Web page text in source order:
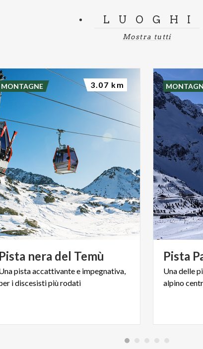
LUOGHI
Mostra tutti
Pista nera del Temù
pistaaccattivantee impegnativa,
idiscesistipiùrodati
MONTAGNE 3.07 km
Pista
Unadelle
alpino